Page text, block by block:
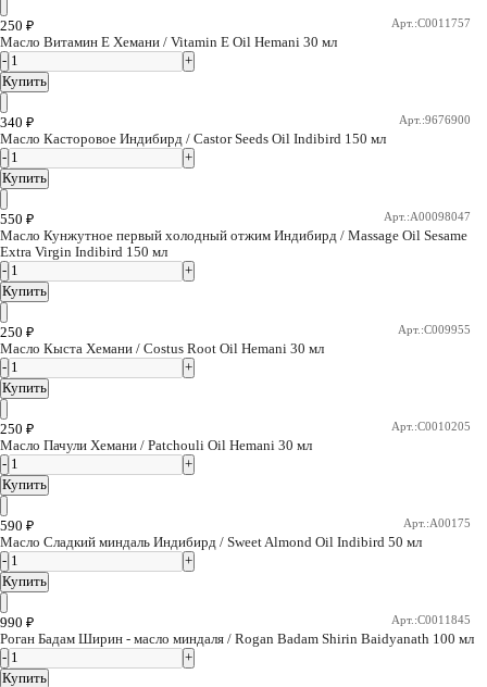
Арт.:C0011757
250 ₽
Масло Витамин Е Хемани / Vitamin E Oil Hemani 30 мл
Купить
Арт.:9676900
340 ₽
Масло Касторовое Индибирд / Castor Seeds Oil Indibird 150 мл
Купить
Арт.:A00098047
550 ₽
Масло Кунжутное первый холодный отжим Индибирд / Massage Oil Sesame
Extra Virgin Indibird 150 мл
Купить
Арт.:C009955
250 ₽
Масло Кыста Хемани / Costus Root Oil Hemani 30 мл
Купить
Арт.:C0010205
250 ₽
Масло Пачули Хемани / Patchouli Oil Hemani 30 мл
Купить
Арт.:A00175
590 ₽
Масло Сладкий миндаль Индибирд / Sweet Almond Oil Indibird 50 мл
Купить
Арт.:C0011845
990 ₽
Роган Бадам Ширин - масло миндаля / Rogan Badam Shirin Baidyanath 100 мл
Купить